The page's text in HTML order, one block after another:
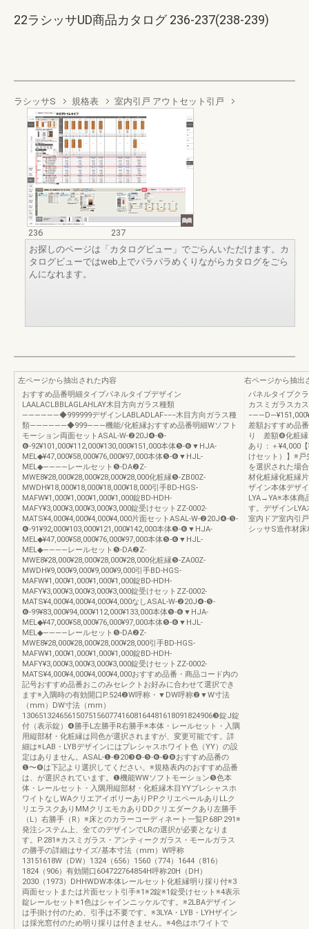
22ラシッサUD商品カタログ 236-237(238-239)
ラシッサS 規格表 室内引戸 アウトセット引戸
236
237
お探しのページは「カタログビュー」でごらんいただけます。カ
タログビューではweb上でパラパラめくりながらカタログをごら
んになれます。
左ページから抽出された内容
おすすめ品番明細タイプパネルタイプデザイン
LAALACLBBLAGLAHLAY木目方向ガラス種類
――――――◆999999デザインLABLADLAF−−−木目方向ガラス種
類――――――◆999―――機能/化粧縁おすすめ品番明細Wソフト
モーション両面セットASAL-W-❷20J❹-❺-
❻-92¥101,000¥112,000¥130,000¥151,000本体❺-❻▼HJA-
MEL◆¥47,000¥58,000¥76,000¥97,000本体❺-❻▼HJL-
MEL◆――――レールセット❺-DA❷Z-
MWE8¥28,000¥28,000¥28,000¥28,000化粧縁❺-ZB00Z-
MWDH¥18,000¥18,000¥18,000¥18,000引手BD-HGS-
MAFW¥1,000¥1,000¥1,000¥1,000錠BD-HDH-
MAFY¥3,000¥3,000¥3,000¥3,000錠受けセットZZ-0002-
MATS¥4,000¥4,000¥4,000¥4,000片面セットASAL-W-❷20J❹-❺-
❻-91¥92,000¥103,000¥121,000¥142,000本体❺-❻▼HJA-
MEL◆¥47,000¥58,000¥76,000¥97,000本体❺-❻▼HJL-
MEL◆――――レールセット❺-DA❷Z-
MWE8¥28,000¥28,000¥28,000¥28,000化粧縁❺-ZA00Z-
MWDH¥9,000¥9,000¥9,000¥9,000引手BD-HGS-
MAFW¥1,000¥1,000¥1,000¥1,000錠BD-HDH-
MAFY¥3,000¥3,000¥3,000¥3,000錠受けセットZZ-0002-
MATS¥4,000¥4,000¥4,000¥4,000なしASAL-W-❷20J❹-❺-
❻-99¥83,000¥94,000¥112,000¥133,000本体❺-❻▼HJA-
MEL◆¥47,000¥58,000¥76,000¥97,000本体❺-❻▼HJL-
MEL◆――――レールセット❺-DA❷Z-
MWE8¥28,000¥28,000¥28,000¥28,000引手BD-HGS-
MAFW¥1,000¥1,000¥1,000¥1,000錠BD-HDH-
MAFY¥3,000¥3,000¥3,000¥3,000錠受けセットZZ-0002-
MATS¥4,000¥4,000¥4,000¥4,000おすすめ品番・商品コード内の
記号おすすめ品番おこのみセレクトお好みに合わせて選択でき
ます※入隅時の有効開口P.524❷W呼称・▼DW呼称❷▼W寸法
（mm）DW寸法（mm）
1306513246561507515607741608164481618091824906❸錠J錠
付（表示錠）❹勝手L左勝手R右勝手※本体・レールセット・入隅
用縦部材・化粧縁は同色が選択されますが、変更可能です。詳
細は※LAB・LYBデザインにはプレシャスホワイト色（YY）の設
定はありません。ASAL-❶-❷20❸❹-❺-❻-❼❽おすすめ品番の
❶〜❽は下記より選択してください。※規格表内のおすすめ品番
は、が選択されています。❶機能WWソフトモーション❺色本
体・レールセット・入隅用縦部材・化粧縁木目YYプレシャスホ
ワイトなしWAクリエアイボリーありPPクリエペールありLLク
リエラスクありMMクリエモカありDDクリエダークあり左勝手
（L）右勝手（R）※床とのカラーコーディネート一覧P.68P.291※
発注システム上、全てのデザインでLRの選択が必要となりま
す。P.281※カスミガラス・アンティークガラス・モールガラス
の勝手の詳細はサイズ/基本寸法（mm）W呼称
13151618W（DW）1324（656）1560（774）1644（816）
1824（906）有効開口604722764854H呼称20H（DH）
2030（1973）DHHWDW本体レールセット化粧縁明り採り付※3
両面セットまたは片面セット引手※1※2錠※1錠受けセット※4表示
錠レールセット※1色はシャインニッケルです。※2LBAデザイン
は手掛け付のため、引手は不要です。※3LYA・LYB・LYHザイン
は採光窓付のため明り採りは付きません。※4色はホワイトで
右ページから抽出
パネルタイプク
カスミガラスカ
差額おすすめ品
り 差額❽化粧縁
あり：＋¥4,000
けセット）】※戸
を選択された場
材化粧縁化粧縁
ザイン本体デザ
LYA→YA※本体商
す。デザイン
室内ドア室内引
シッサS造作材